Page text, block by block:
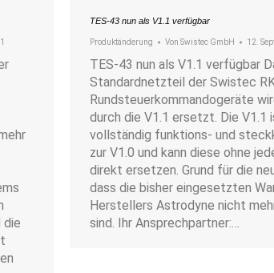
die
TES-43 nun als V1.1 verfügbar
Produktänderung Von Swistec GmbH 12.
TES-43 nun als V1.1 verfügbar
Standardnetzteil der Swistec
Rundsteuerkommandogeräte
durch die V1.1 ersetzt. Die V1.1
vollständig funktions- und
zur V1.0 und kann diese ohne
direkt ersetzen. Grund für die
dass die bisher eingesetzten
Herstellers Astrodyne nicht
sind. Ihr Ansprechpartner:…